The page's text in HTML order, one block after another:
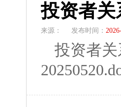
投资者关
来源： 发布时间：
投资者